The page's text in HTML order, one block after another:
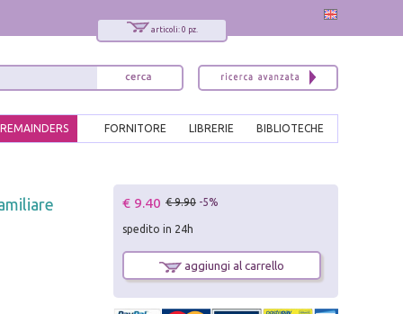
articoli: 0 pz.
BIBLIOTECHE
LIBRERIE
FORNITORE
REMAINDERS
€ 9.40 € 9.90 -5%
spedito in 24h
aggiungi al carrello
x
Interessato ai nostri libri?
Sarai informato delle nostre novità, potrai
comunque cancellarti quando desideri.
modulo di iscrizione